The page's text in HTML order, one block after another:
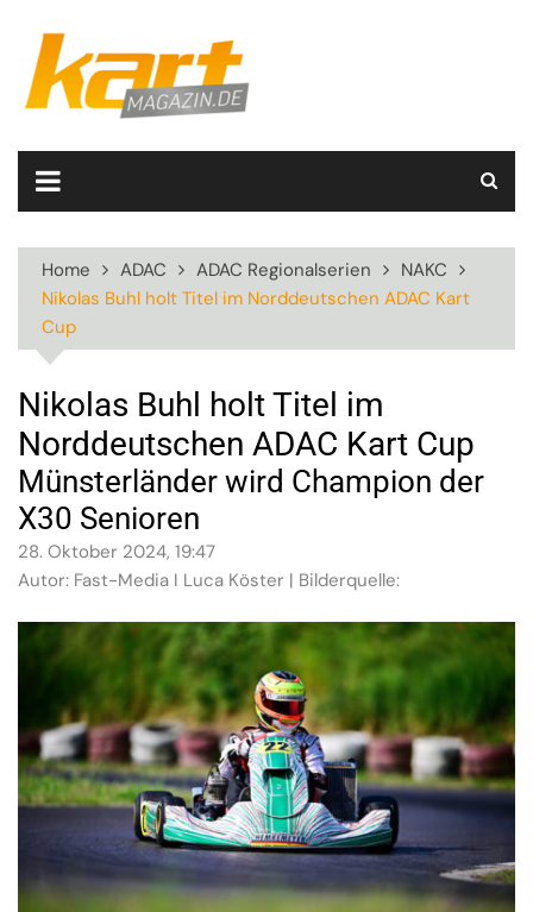
content
Home ADAC ADAC Regionalserien
NAKC
Nikolas Buhl holt Titel im Norddeutschen ADAC Kart
Cup
Nikolas Buhl holt Titel im
Norddeutschen ADAC Kart Cup
Münsterländer wird Champion der
X30 Senioren
28. Oktober 2024, 19:47
Autor: Fast-Media I Luca Köster | Bilderquelle: